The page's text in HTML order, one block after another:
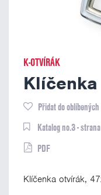
K-OTVÍRÁK
Klíčenka
Přidat do oblíbených
Katalog no.3 -
PDF
Klíčenka otvírák,